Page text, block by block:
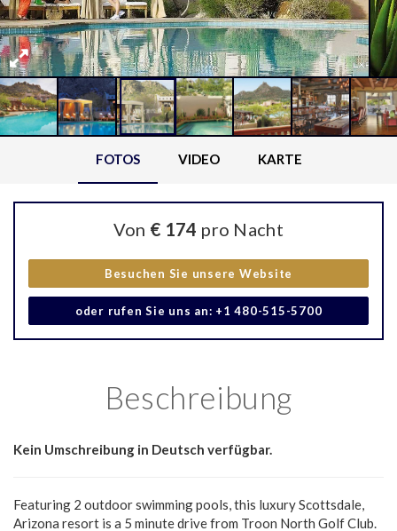
FOTOS VIDEO KARTE
Von € 174 pro Nacht
Besuchen Sie unsere Website
oder rufen Sie uns an: +1 480-515-5700
Beschreibung
Kein Umschreibung in Deutsch verfügbar.
Featuring 2 outdoor swimming pools, this luxury Scottsdale,
Arizona resort is a 5 minute drive from Troon North Golf Club.